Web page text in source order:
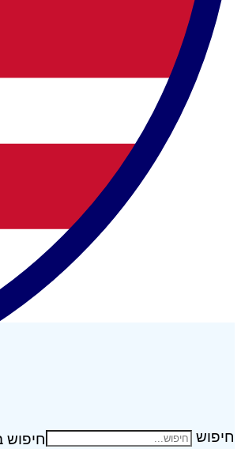
חיפוש